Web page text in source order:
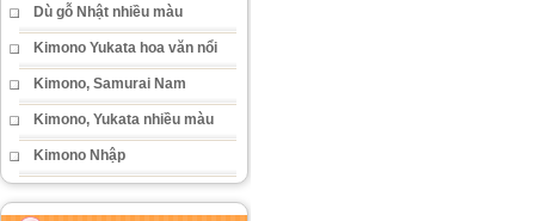
Dù gỗ Nhật nhiều màu
Kimono Yukata hoa văn nổi
Kimono, Samurai Nam
Kimono, Yukata nhiều màu
Kimono Nhập